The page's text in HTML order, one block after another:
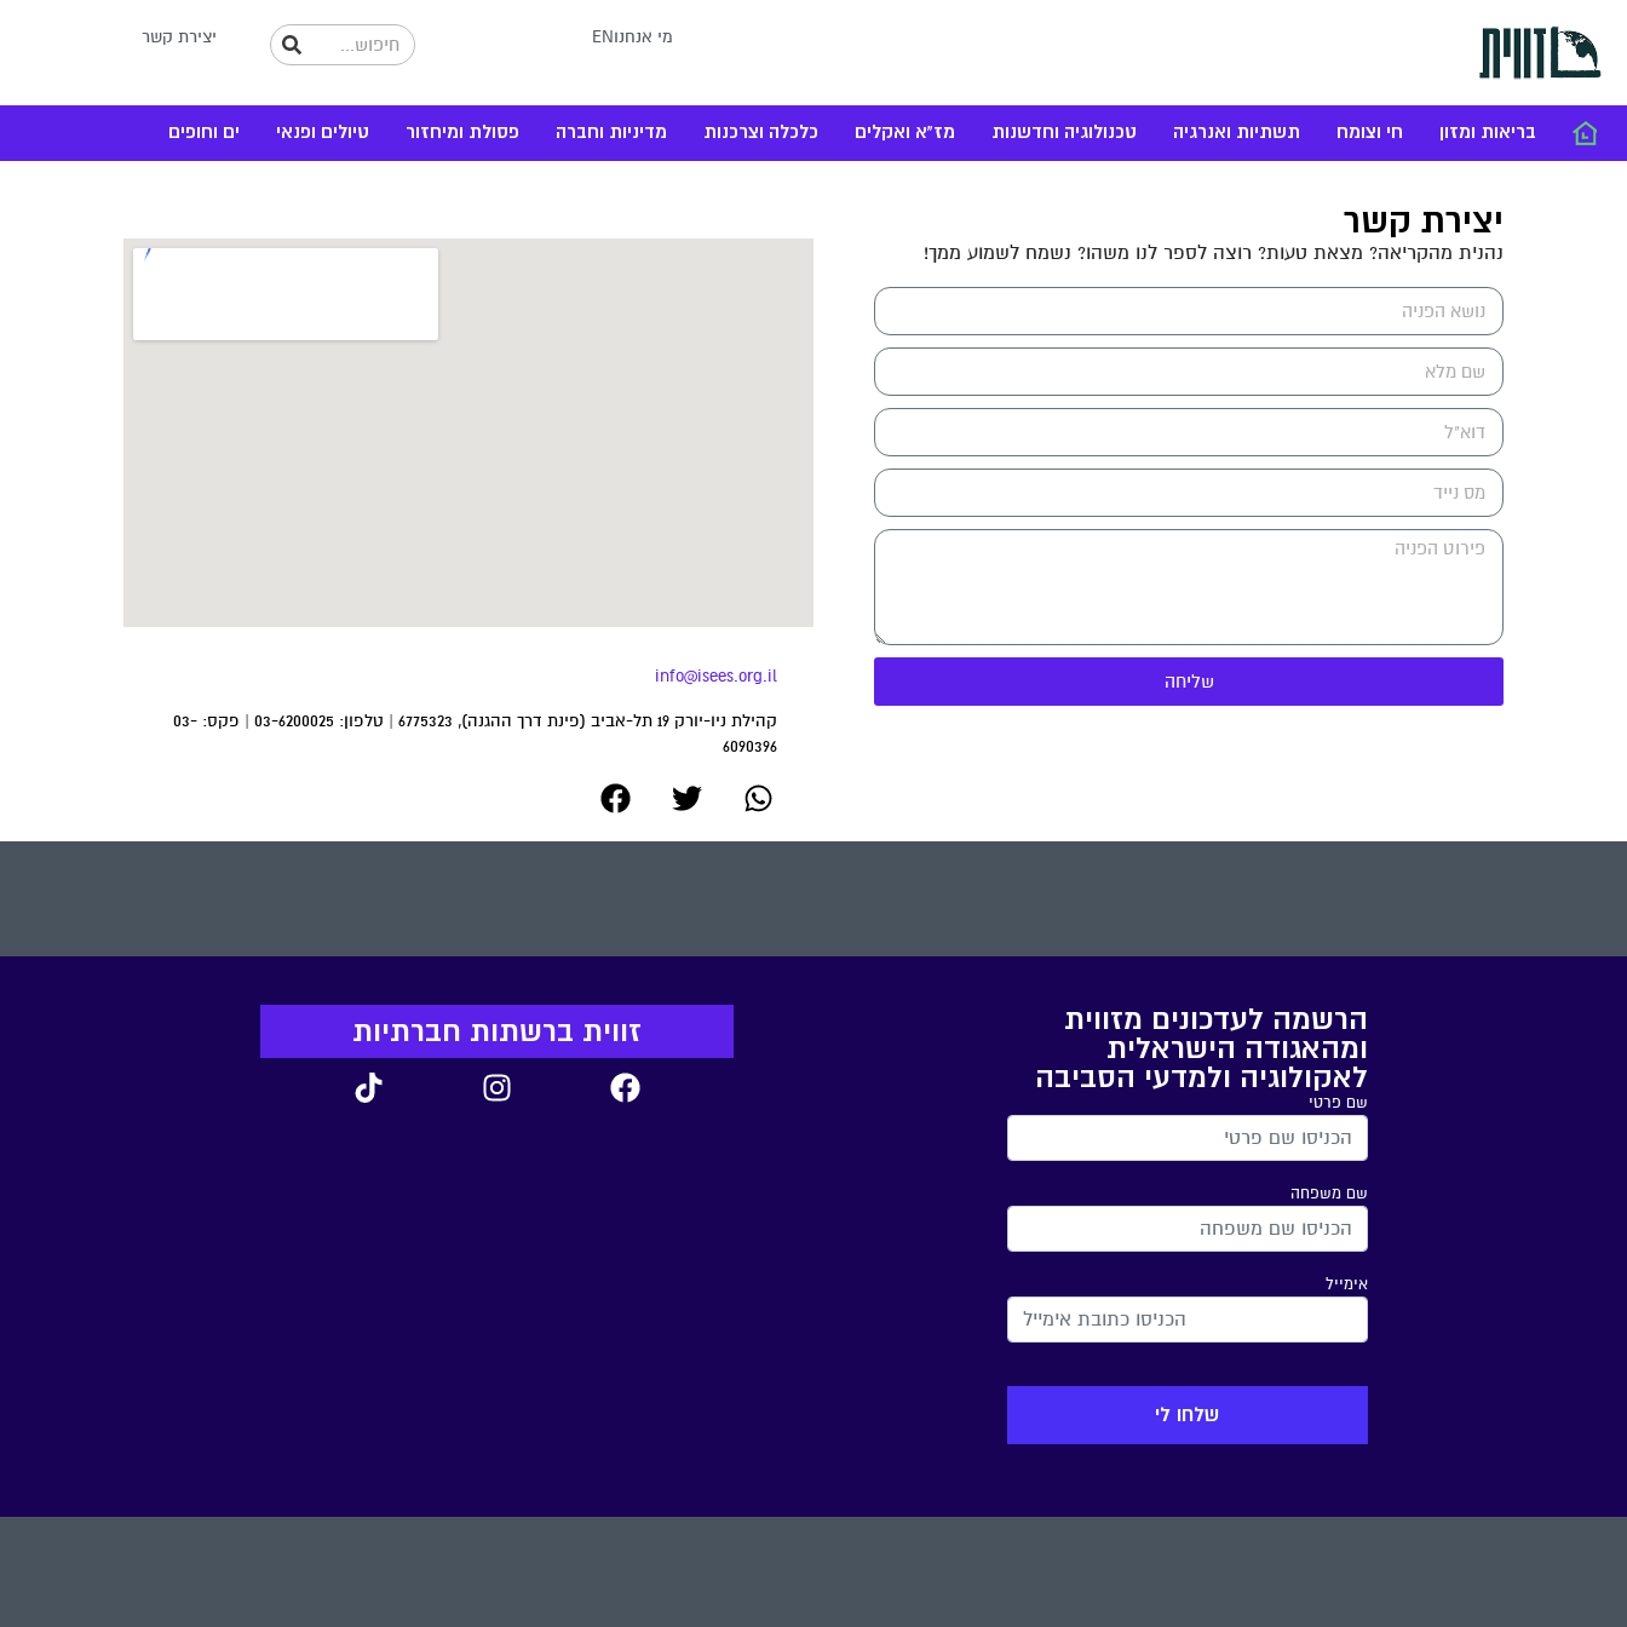
מי אנחנוEN יצירת קשר
בריאות ומזון חי וצומח תשתיות ואנרגיה טכנולוגיה וחדשנות מז"א ואקלים כלכלה וצרכנות מדיניות וחברה פסולת ומיחזור טיולים ופנאי ים וחופים
יצירת קשר
נהנית מהקריאה? מצאת טעות? רוצה לספר לנו משהו? נשמח לשמוע ממך!
שליחה info@isees.org.il
קהילת ניו-יורק 19 תל-אביב (פינת דרך ההגנה), 6775323 | טלפון: 03-6200025 | פקס: 03-
6090396
הרשמה לעדכונים מזווית
ומהאגודה הישראלית
לאקולוגיה ולמדעי הסביבה
שם פרטי
שם משפחה
אימייל
זווית ברשתות חברתיות